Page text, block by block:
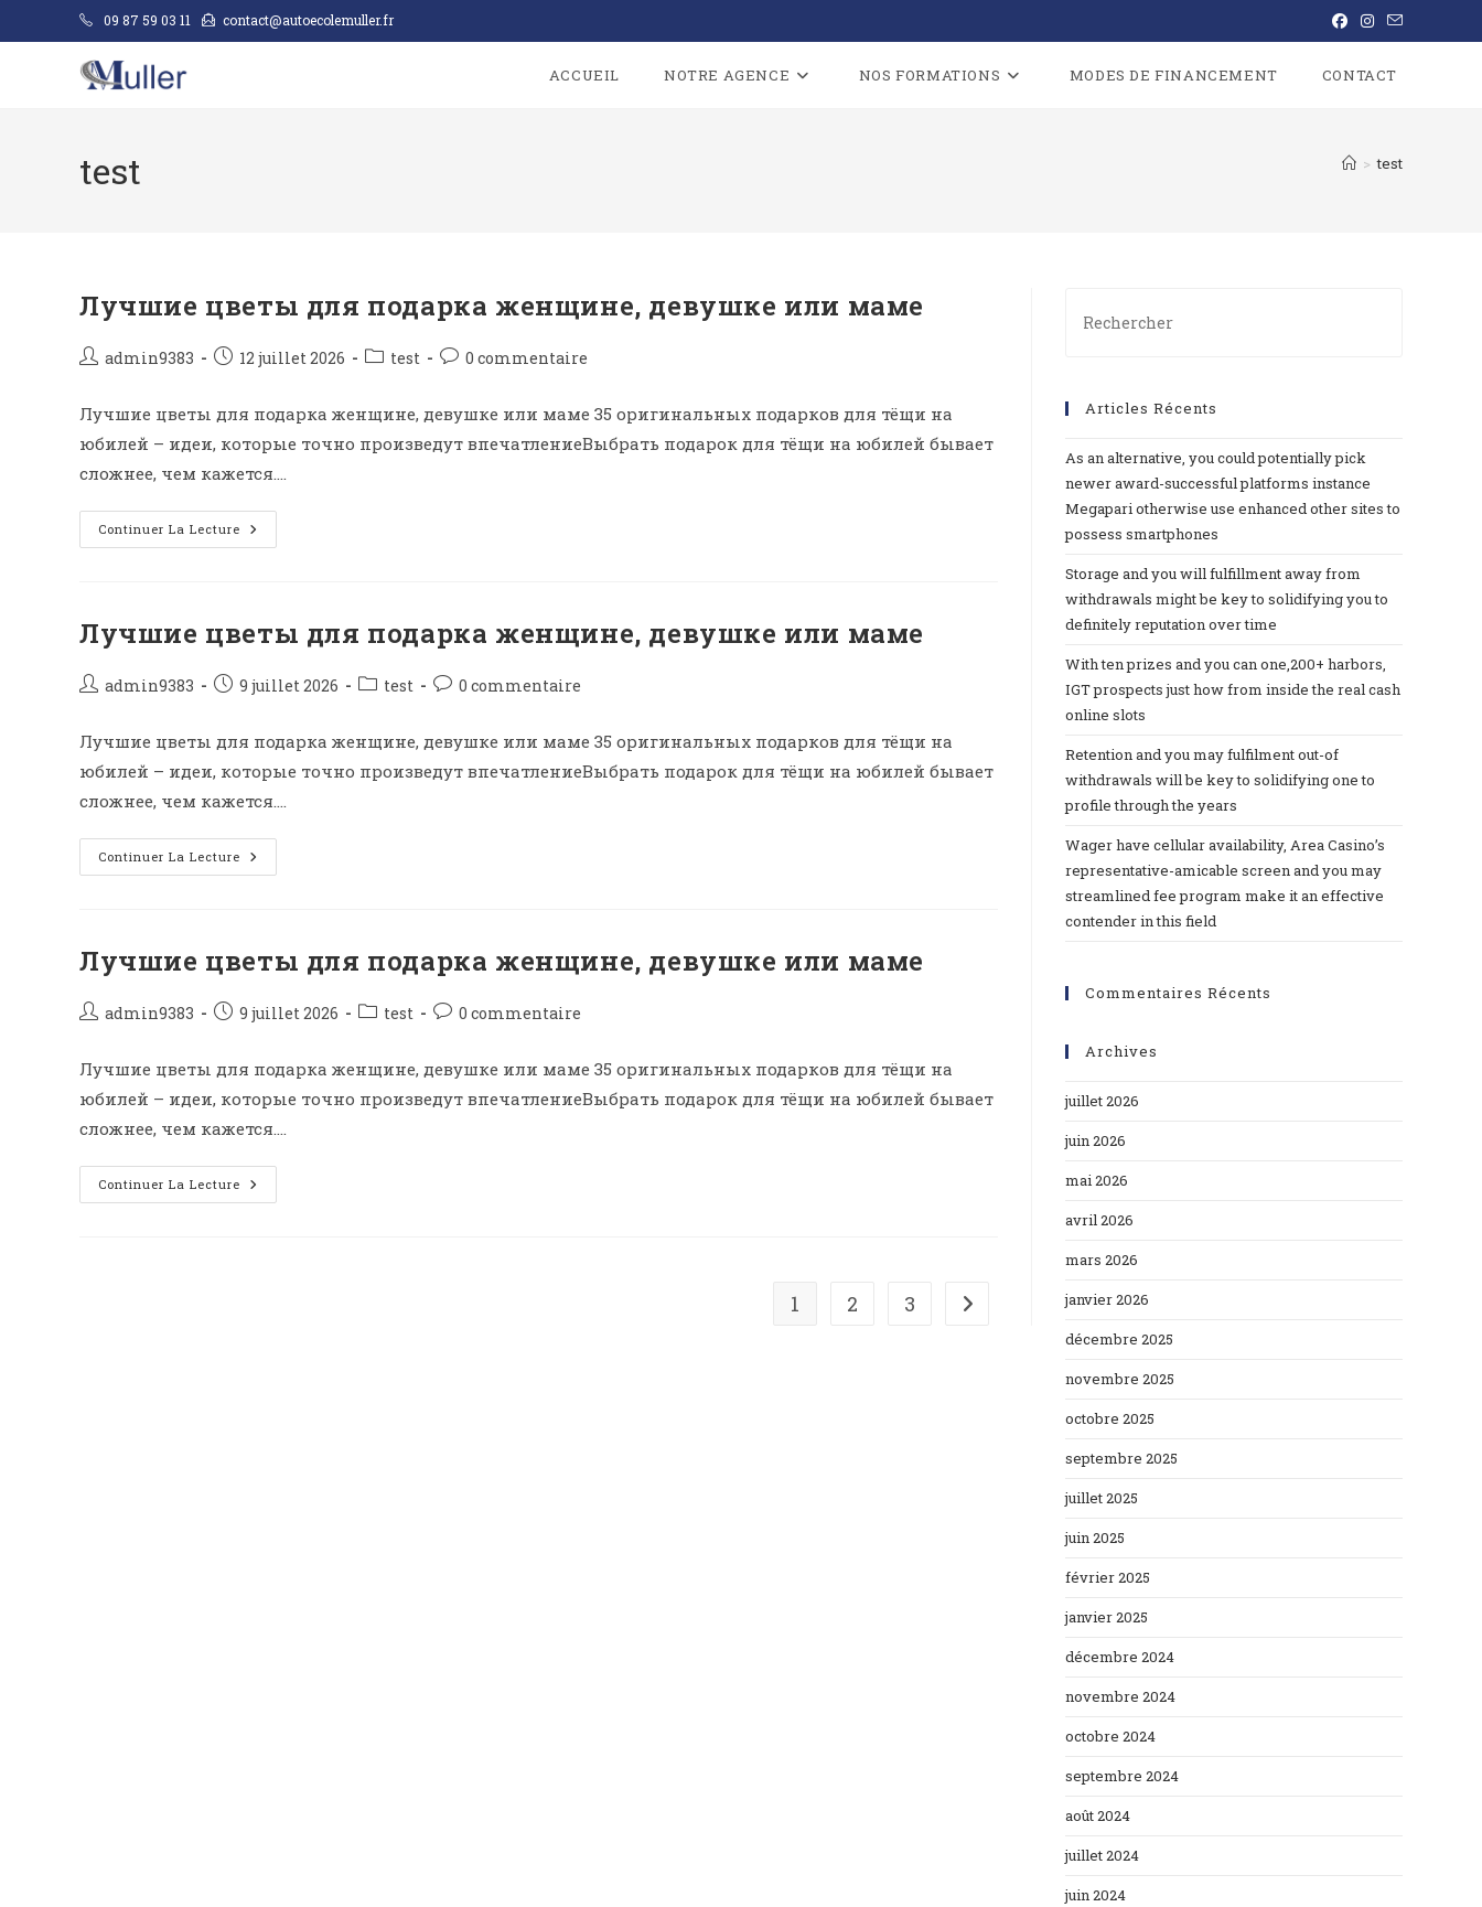
09 87 59 03 11 contact@autoecolemuller.fr
ACCUEIL NOTRE AGENCE NOS FORMATIONS MODES DE FINANCEMENT CONTACT
test > test
Лучшие цветы для подарка женщине, девушке или маме
admin9383 12 juillet 2026 test 0 commentaire
Лучшие цветы для подарка женщине, девушке или маме 35 оригинальных подарков для тёщи на
юбилей – идеи, которые точно произведут впечатлениеВыбрать подарок для тёщи на юбилей бывает
сложнее, чем кажется.…
Continuer La Lecture
Лучшие цветы для подарка женщине, девушке или маме
admin9383 9 juillet 2026 test 0 commentaire
Лучшие цветы для подарка женщине, девушке или маме 35 оригинальных подарков для тёщи на
юбилей – идеи, которые точно произведут впечатлениеВыбрать подарок для тёщи на юбилей бывает
сложнее, чем кажется.…
Continuer La Lecture
Лучшие цветы для подарка женщине, девушке или маме
admin9383 9 juillet 2026 test 0 commentaire
Лучшие цветы для подарка женщине, девушке или маме 35 оригинальных подарков для тёщи на
юбилей – идеи, которые точно произведут впечатлениеВыбрать подарок для тёщи на юбилей бывает
сложнее, чем кажется.…
Continuer La Lecture
1 2 3
Articles Récents
As an alternative, you could potentially pick
newer award-successful platforms instance
Megapari otherwise use enhanced other sites to
possess smartphones
Storage and you will fulfillment away from
withdrawals might be key to solidifying you to
definitely reputation over time
With ten prizes and you can one,200+ harbors,
IGT prospects just how from inside the real cash
online slots
Retention and you may fulfilment out-of
withdrawals will be key to solidifying one to
profile through the years
Wager have cellular availability, Area Casino’s
representative-amicable screen and you may
streamlined fee program make it an effective
contender in this field
Commentaires Récents
Archives
juillet 2026
juin 2026
mai 2026
avril 2026
mars 2026
janvier 2026
décembre 2025
novembre 2025
octobre 2025
septembre 2025
juillet 2025
juin 2025
février 2025
janvier 2025
décembre 2024
novembre 2024
octobre 2024
septembre 2024
août 2024
juillet 2024
juin 2024